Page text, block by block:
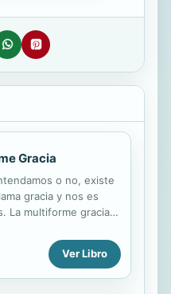
Gracia
o no, existe
gracia y nos es
La multiforme gracia
vida. Implica que Dios
para acompaarnos y
los procesos que
Ver Libro